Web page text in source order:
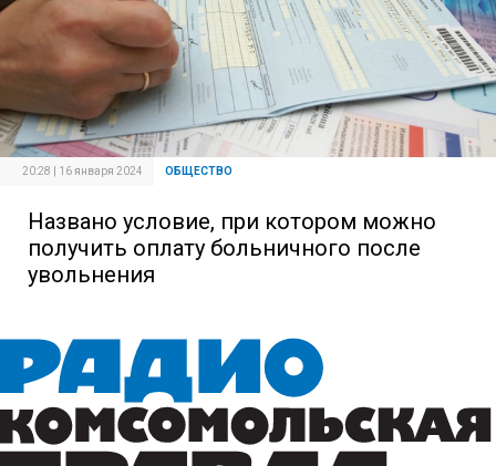
20:28 | 16 января 2024 ОБЩЕСТВО
Названо условие, при котором можно
получить оплату больничного после
увольнения